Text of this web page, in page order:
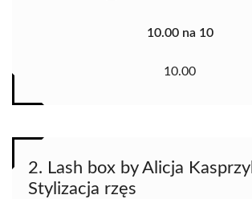
10.00 na 10
10.00
2. Lash box by Alicja
Stylizacja rzęs